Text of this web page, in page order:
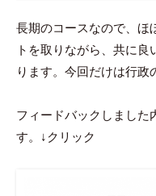
長期のコースなので、ほ
トを取りながら、共に
ります。今回だけは行政
フィードバックしました
す。↓クリック